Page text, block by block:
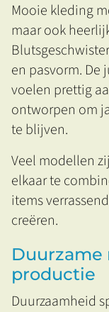
Mooie kleding
maar ook
en pasvorm. De
voelen prettig
ontworpen om
te blijven.
Veel modellen
elkaar te
items
creëren.
Duurzame
productie
Duurzaamheid